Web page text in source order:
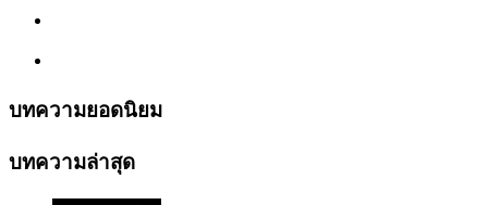
บทความยอดนิยม
บทความล่าสุด